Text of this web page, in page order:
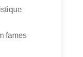
fames